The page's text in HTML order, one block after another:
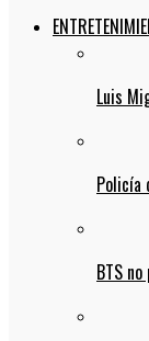
Luis
Policía
BTS